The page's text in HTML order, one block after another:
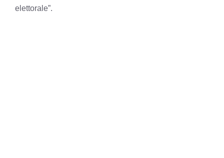
elettorale”.